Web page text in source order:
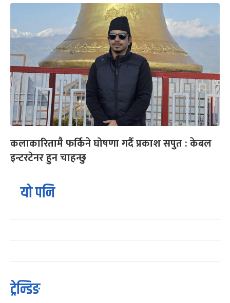
कलाकारितामै फर्किने घोषणा गर्दै प्रकाश सपुत : केबल
इन्टरटेनर हुन चाहन्छु
यो पनि
ट्रेन्डिङ